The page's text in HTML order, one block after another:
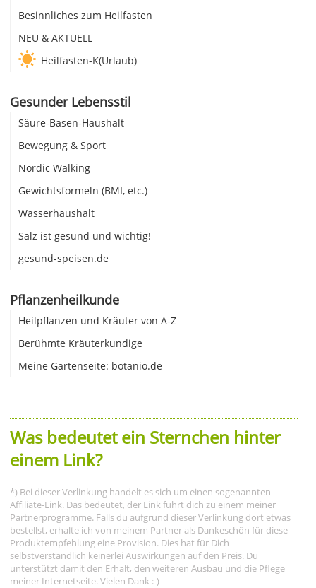
Besinnliches zum Heilfasten
NEU & AKTUELL
Heilfasten-K(Urlaub)
Gesunder Lebensstil
Säure-Basen-Haushalt
Bewegung & Sport
Nordic Walking
Gewichtsformeln (BMI, etc.)
Wasserhaushalt
Salz ist gesund und wichtig!
gesund-speisen.de
Pflanzenheilkunde
Heilpflanzen und Kräuter von A-Z
Berühmte Kräuterkundige
Meine Gartenseite: botanio.de
Was bedeutet ein Sternchen hinter
einem Link?
*) Bei dieser Verlinkung handelt es sich um einen sogenannten
Affiliate-Link. Das bedeutet, der Link führt dich zu einem meiner
Partnerprogramme. Falls du aufgrund dieser Verlinkung dort etwas
bestellst, erhalte ich von meinem Partner als Dankeschön für diese
Produktempfehlung eine Provision. Dies hat für Dich
selbstverständlich keinerlei Auswirkungen auf den Preis. Du
unterstützt damit den Erhalt, den weiteren Ausbau und die Pflege
meiner Internetseite. Vielen Dank :-)